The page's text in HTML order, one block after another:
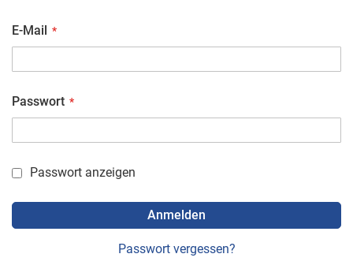
E-Mail
Passwort
Passwort anzeigen
Anmelden
Passwort vergessen?